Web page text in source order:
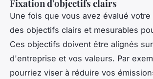
Fixation d'objectifs clairs
Une fois que vous avez évalué votre
des objectifs clairs et mesurables
Ces objectifs doivent être alignés
d'entreprise et vos valeurs. Par
pourriez viser à réduire vos